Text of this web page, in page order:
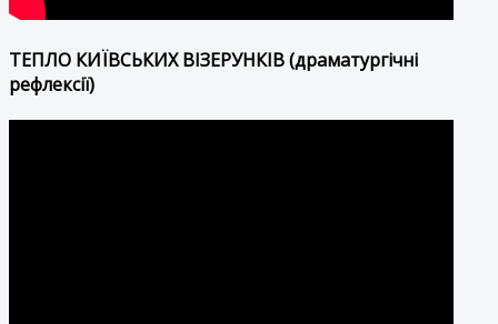
ТЕПЛО КИЇВСЬКИХ ВІЗЕРУНКІВ (драматургічні
рефлексії)